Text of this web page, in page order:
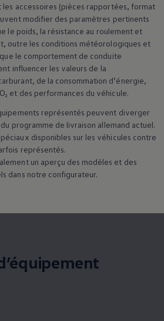
les accessoires (pièces rapportées, format
modifier des paramètres pertinents
le poids, la résistance au roulement et
outre les conditions météorologiques et
le comportement de conduite
influencer les valeurs de la
de la consommation d’énergie,
et des performances du véhicule.
représentés peuvent diverger
programme de livraison allemand actuel.
disponibles sur les véhicules contre
représentés.
un aperçu des modèles et des
dans notre configurateur.